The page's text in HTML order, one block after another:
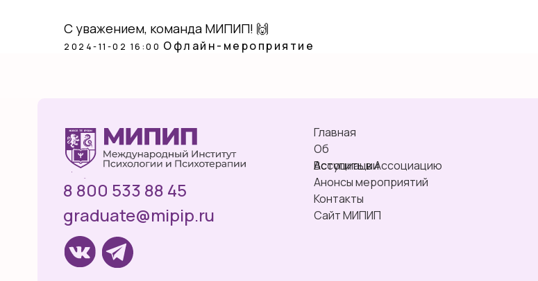
С уважением, команда МИПИП! 🙌
2024-11-02 16:00 Офлайн-мероприятие
Об
Ассоциации
Вступить в Ассоциацию
Контакты
Сайт МИПИП
8 800 533 88 45
graduate@mipip.ru
Главная
Анонсы мероприятий